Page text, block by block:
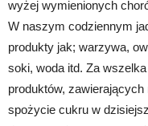
wyżej wymienionych
W naszym codziennym
produkty jak; warzywa,
soki, woda itd. Za
produktów,
spożycie cukru w